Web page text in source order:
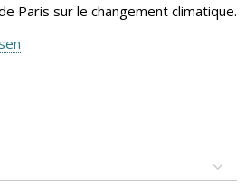
Paris sur le changement climatique.